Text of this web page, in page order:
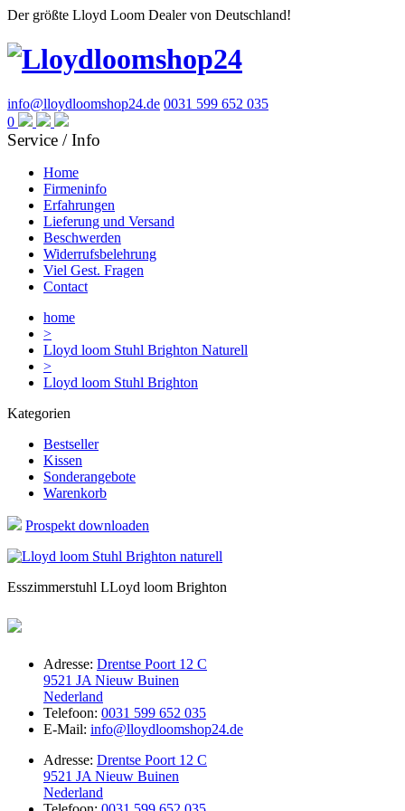
Der größte Lloyd Loom Dealer von Deutschland!
info@lloydloomshop24.de 0031 599 652 035
0
Service / Info
Home
Firmeninfo
Erfahrungen
Lieferung und Versand
Beschwerden
Widerrufsbelehrung
Viel Gest. Fragen
Contact
home
>
Lloyd loom Stuhl Brighton Naturell
>
Lloyd loom Stuhl Brighton
Kategorien
Bestseller
Kissen
Sonderangebote
Warenkorb
Prospekt downloaden
Esszimmerstuhl LLoyd loom Brighton
Adresse: Drentse Poort 12 C
9521 JA Nieuw Buinen
Nederland
Telefoon: 0031 599 652 035
E-Mail: info@lloydloomshop24.de
Adresse: Drentse Poort 12 C
9521 JA Nieuw Buinen
Nederland